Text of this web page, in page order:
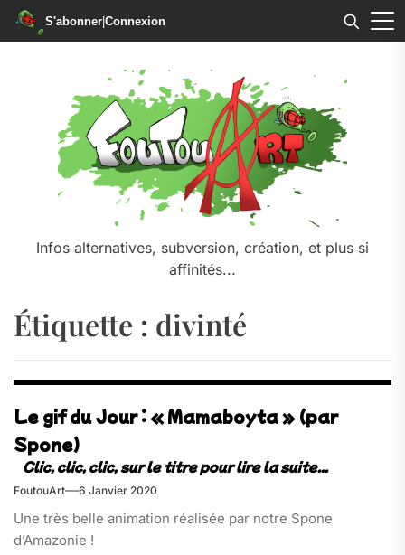
S'abonner|Connexion
Infos alternatives, subversion, création, et plus si
affinités...
Étiquette : divinté
Le gif du Jour : « Mamaboyta » (par
Spone)
FoutouArt 6 Janvier 2020
Une très belle animation réalisée par notre Spone
d’Amazonie !